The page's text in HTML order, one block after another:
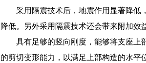
采用隔震技术后，地震作用显著降低
降低。另外采用隔震技术还会带来附加效
具有足够的竖向刚度，能够将支座上
的剪切变形能力，以满足上部构造的水平